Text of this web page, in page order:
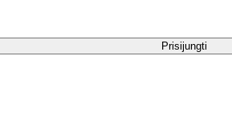
Prisijungti